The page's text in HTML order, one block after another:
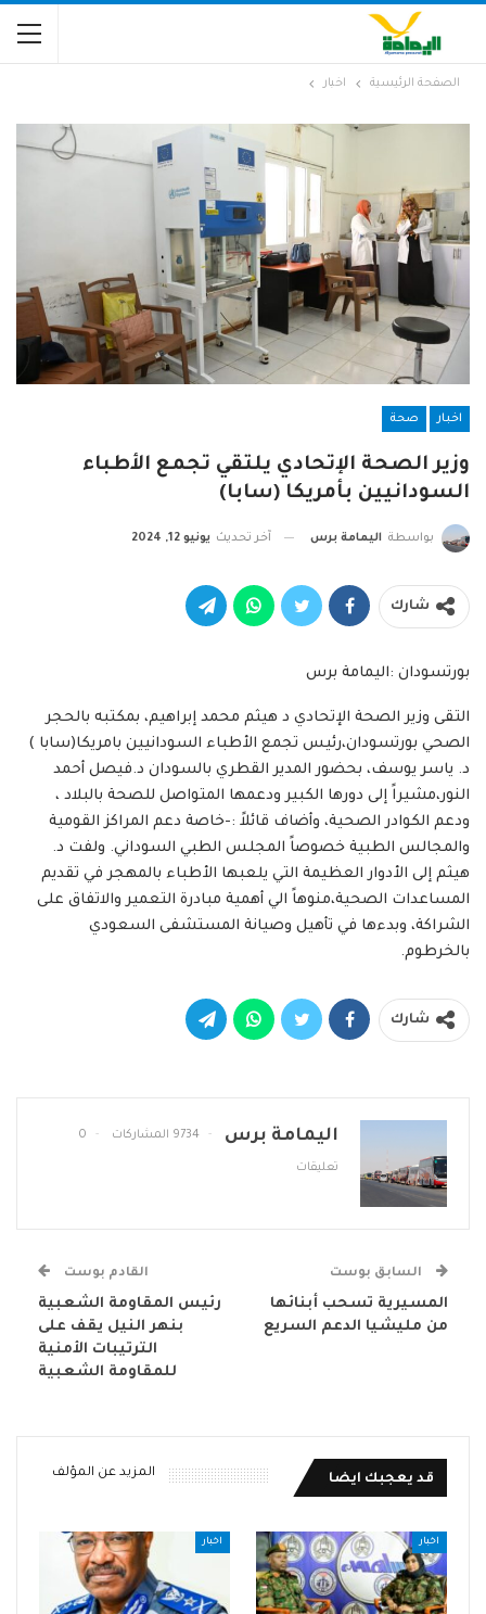
الصفحة الرئيسية اخبار
اخبار صحة
وزير الصحة الإتحادي يلتقي تجمع الأطباء
السودانيين بأمريكا (سابا)
بواسطة اليمامة برس آخر تحديث يونيو 12, 2024
شارك
بورتسودان :اليمامة برس
التقى وزير الصحة الإتحادي د هيثم محمد إبراهيم، بمكتبه بالحجر
الصحي بورتسودان،رئيس تجمع الأطباء السودانيين بامريكا(سابا )
د. ياسر يوسف، بحضور المدير القطري بالسودان د.فيصل أحمد
النور،مشيراً إلى دورها الكبير ودعمها المتواصل للصحة بالبلاد ،
ودعم الكوادر الصحية، وأضاف قائلاً :-خاصة دعم المراكز القومية
والمجالس الطبية خصوصاً المجلس الطبي السوداني. ولفت د.
هيثم إلى الأدوار العظيمة التي يلعبها الأطباء بالمهجر في تقديم
المساعدات الصحية،منوهاً الي أهمية مبادرة التعمير والاتفاق على
الشراكة، وبدءها في تأهيل وصيانة المستشفى السعودي
بالخرطوم.
شارك
اليمامة برس 9734 المشاركات 0
تعليقات
السابق بوست
المسيرية تسحب أبنائها
من مليشيا الدعم السريع
القادم بوست
رئيس المقاومة الشعبية
بنهر النيل يقف على
الترتيبات الأمنية
للمقاومة الشعبية
قد يعجبك ايضا المزيد عن المؤلف
اخبار اخبار